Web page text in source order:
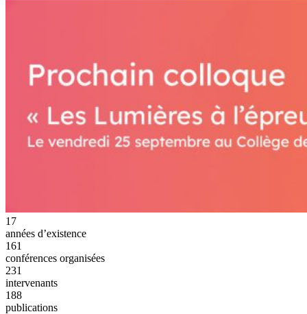
17
années d’existence
161
conférences organisées
231
intervenants
188
publications